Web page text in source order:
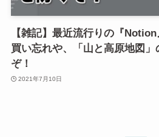
【雑記】最近流行りの『
買い忘れや、「山と高原地図
ぞ！
2021年7月10日